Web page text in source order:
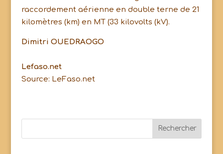
raccordement aérienne en double terne de 21
kilomètres (km) en MT (33 kilovolts (kV).
Dimitri OUEDRAOGO
Lefaso.net
Source: LeFaso.net